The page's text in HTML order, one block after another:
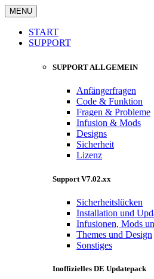
MENU
START
SUPPORT
SUPPORT ALLGEMEIN
Anfängerfragen
Code & Funktion
Fragen & Probleme
Infusion & Mods
Designs
Sicherheit
Lizenz
Support V7.02.xx
Sicherheitslücken
Installation und
Infusionen, Mods
Themes und Design
Sonstiges
Inoffizielles DE Updatepack